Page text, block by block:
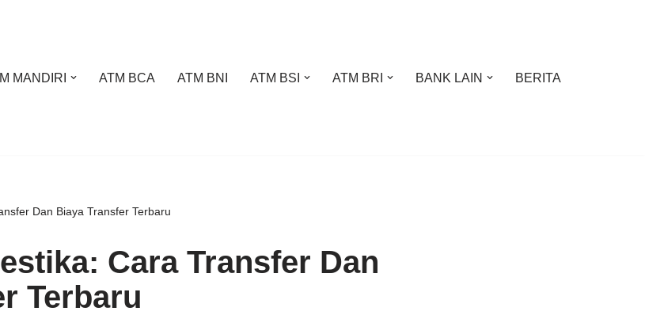
MANDIRI ATM BCA ATM BNI ATM BSI ATM BRI BANK LAIN BERITA
Dan Biaya Transfer Terbaru
Cara Transfer Dan
Terbaru